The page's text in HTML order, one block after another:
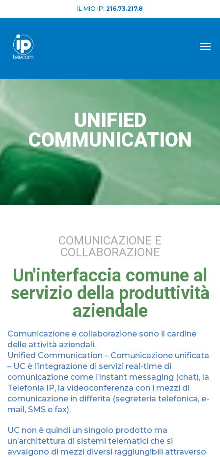
IL MIO IP: 216.73.217.8
UNIFIED
COMMUNICATION
COMUNICAZIONE E
COLLABORAZIONE
Un'interfaccia comune al
servizio della produttività
aziendale
Comunicazione e collaborazione sono il cardine
delle attività aziendali.
Unified Communication – Comunicazione unificata
– UC è l’integrazione di servizi real-time di
comunicazione come l’Instant messaging (chat), la
Telefonia IP, la videoconferenza con i mezzi di
comunicazione in differita (segreteria telefonica, e-
mail, SMS e fax).
UC non è quindi un singolo prodotto ma
un’architettura di sistemi telematici che si
avvalgono di mezzi diversi raggiungibili attraverso